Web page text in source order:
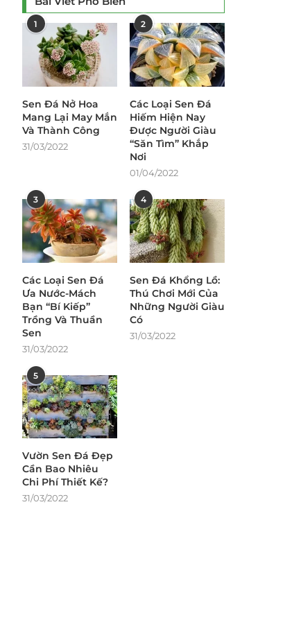
1
Sen Đá Nở Hoa
Mang Lại May Mắn
Và Thành Công
31/03/2022
2
Các Loại Sen Đá
Hiếm Hiện Nay
Được Người Giàu
“Săn Tìm” Khắp
Nơi
01/04/2022
3
Các Loại Sen Đá
Ưa Nước-Mách
Bạn “Bí Kiếp”
Trồng Và Thuần
Sen
31/03/2022
4
Sen Đá Khổng Lồ:
Thú Chơi Mới Của
Những Người Giàu
Có
31/03/2022
5
Vườn Sen Đá Đẹp
Cần Bao Nhiêu
Chi Phí Thiết Kế?
31/03/2022